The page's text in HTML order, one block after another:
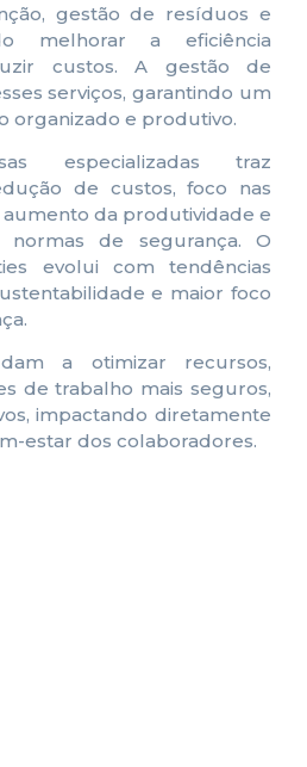
gestão de resíduos e
melhorar a eficiência
custos. A gestão de
serviços, garantindo um
organizado e produtivo.
especializadas traz
de custos, foco nas
aumento da produtividade e
normas de segurança. O
evolui com tendências
e maior foco
a otimizar recursos,
de trabalho mais seguros,
impactando diretamente
estar dos colaboradores.